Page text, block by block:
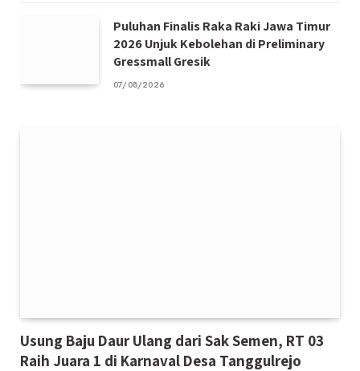
Puluhan Finalis Raka Raki Jawa Timur
2026 Unjuk Kebolehan di Preliminary
Gressmall Gresik
07/08/2026
Usung Baju Daur Ulang dari Sak Semen, RT 03
Raih Juara 1 di Karnaval Desa Tanggulrejo